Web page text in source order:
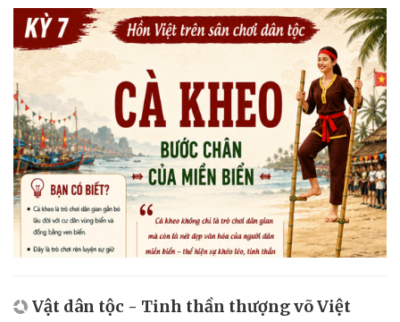
Vật dân tộc - Tinh thần thượng võ Việt